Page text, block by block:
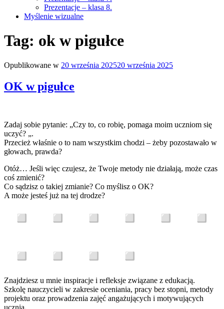
Prezentacje – klasa 8.
Myślenie wizualne
Tag: ok w pigułce
Opublikowane w 20 września 202520 września 2025
OK w pigułce
Zadaj sobie pytanie: „Czy to, co robię, pomaga moim uczniom się
uczyć? „.
Przecież właśnie o to nam wszystkim chodzi – żeby pozostawało w
głowach, prawda?
Otóż… Jeśli więc czujesz, że Twoje metody nie działają, może czas
coś zmienić?
Co sądzisz o takiej zmianie? Co myślisz o OK?
A może jesteś już na tej drodze?
Znajdziesz u mnie inspiracje i refleksje związane z edukacją.
Szkolę nauczycieli w zakresie oceniania, pracy bez stopni, metody
projektu oraz prowadzenia zajęć angażujących i motywujących
ucznia.